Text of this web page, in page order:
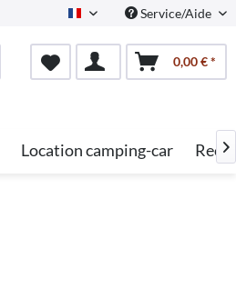
French Service/Aide
0,00 € *
Location camping-car 